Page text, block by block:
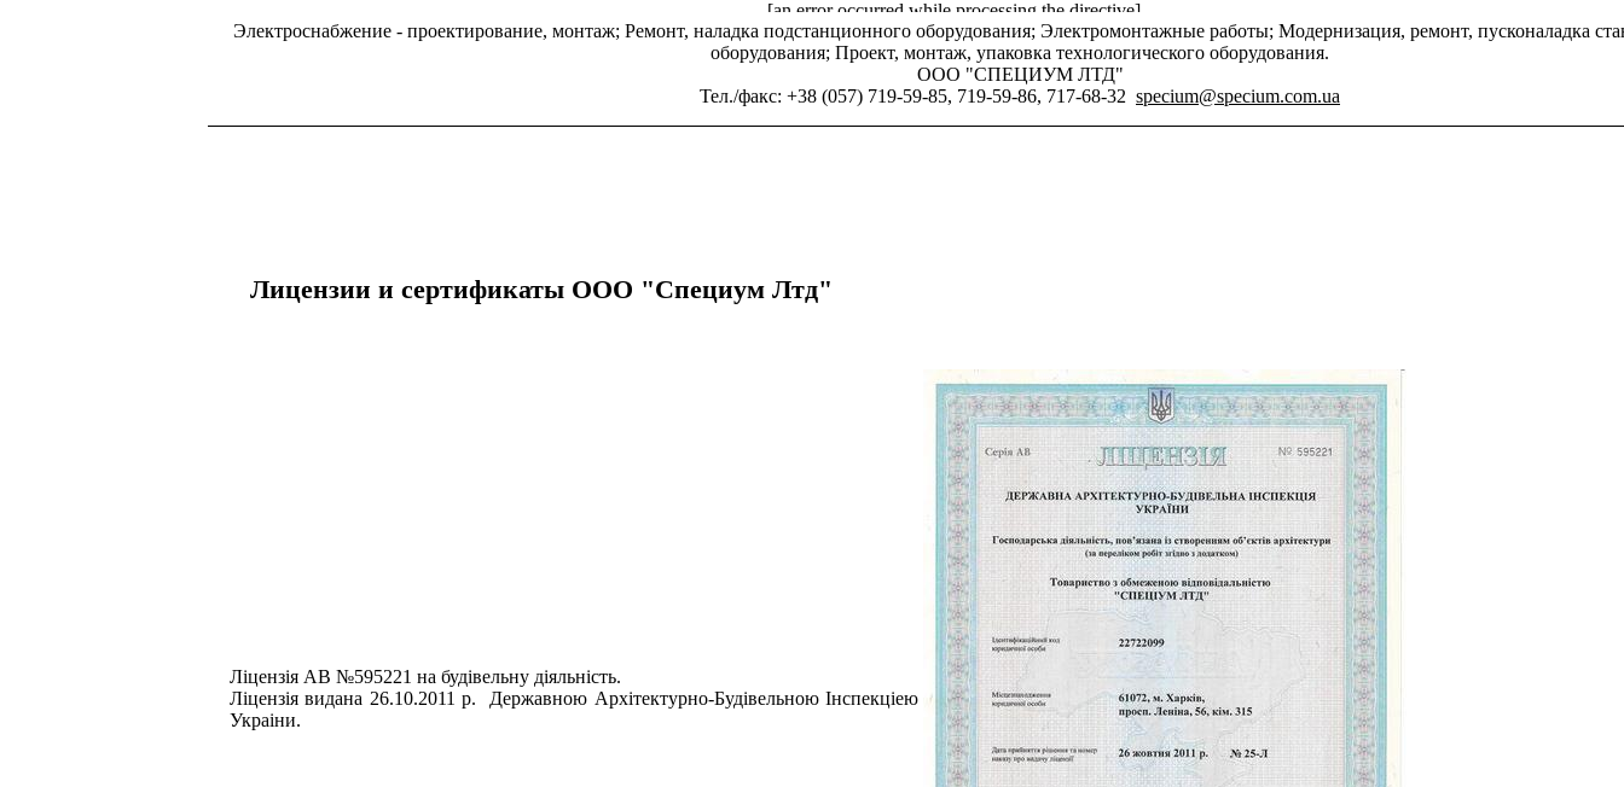
[an error occurred while processing the
[an error occurred while processing the directive]
Лицензии и сертификаты ООО "Специум Лтд"
Лiцензiя АВ №595221 на будiвельну дiяльнiсть.
Лiцензiя видана 26.10.2011 р. Державною Архiтектурно-Будiвельною Iнспекцiею
Украiни.
Электроснабжение - проектирование, монтаж; Ремонт, наладка подстанционного оборудования; Электромонтажные работы; Модернизация, ремонт, пусконаладка
оборудования; Проект, монтаж, упаковка технологического оборудования.
ООО "СПЕЦИУМ ЛТД"
Тел./факс: +38 (057) 719-59-85, 719-59-86, 717-68-32 specium@specium.com.ua